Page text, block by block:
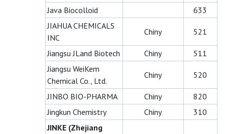
Java Biocolloid
633
JIAHUA CHEMICALS
INC
Chiny 521
Jiangsu JLand Biotech Chiny
511
Jiangsu WeiKem
Chemical Co., Ltd.
Chiny 520
JINBO BIO-PHARMA Chiny
820
Jingkun Chemistry
Chiny
310
JINKE (Zhejiang